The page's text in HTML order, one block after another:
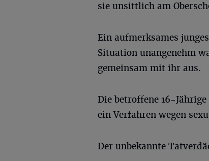
sie unsittlich am
Ein aufmerksames
Situation unangenehm
gemeinsam mit ihr aus.
Die betroffene 16-
ein Verfahren wegen
Der unbekannte